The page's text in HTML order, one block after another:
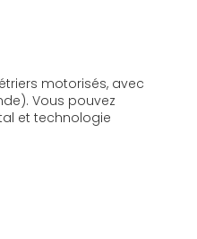
motorisés, avec
Vous pouvez
et technologie